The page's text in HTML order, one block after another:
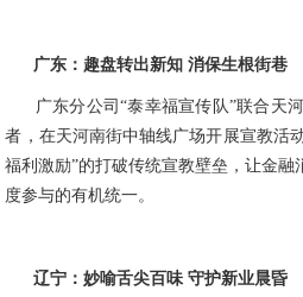
广东：趣盘转出新知 消保生根街巷
广东分公司“泰幸福宣传队”联合天
者，在天河南街中轴线广场开展宣教活
福利激励”的打破传统宣教壁垒，让金
度参与的有机统一。
辽宁：妙喻舌尖百味守护新业晨昏